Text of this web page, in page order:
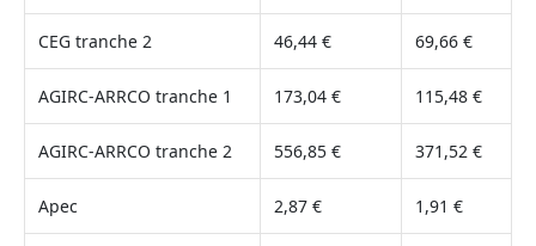
CEG tranche 2 46,44 € 69,66 €
AGIRC-ARRCO tranche 1 173,04 € 115,48 €
AGIRC-ARRCO tranche 2 556,85 € 371,52 €
Apec 2,87 € 1,91 €